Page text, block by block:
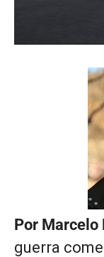
Por Marcelo
guerra